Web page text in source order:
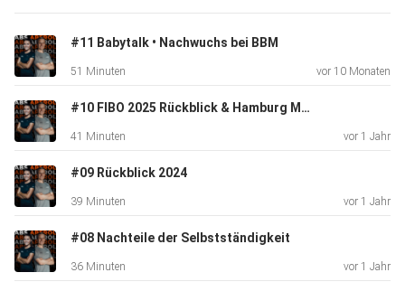
#11 Babytalk • Nachwuchs bei BBM
51 Minuten vor 10 Monaten
#10 FIBO 2025 Rückblick & Hamburg Marathon Wahnsinn
41 Minuten vor 1 Jahr
#09 Rückblick 2024
39 Minuten vor 1 Jahr
#08 Nachteile der Selbstständigkeit
36 Minuten vor 1 Jahr